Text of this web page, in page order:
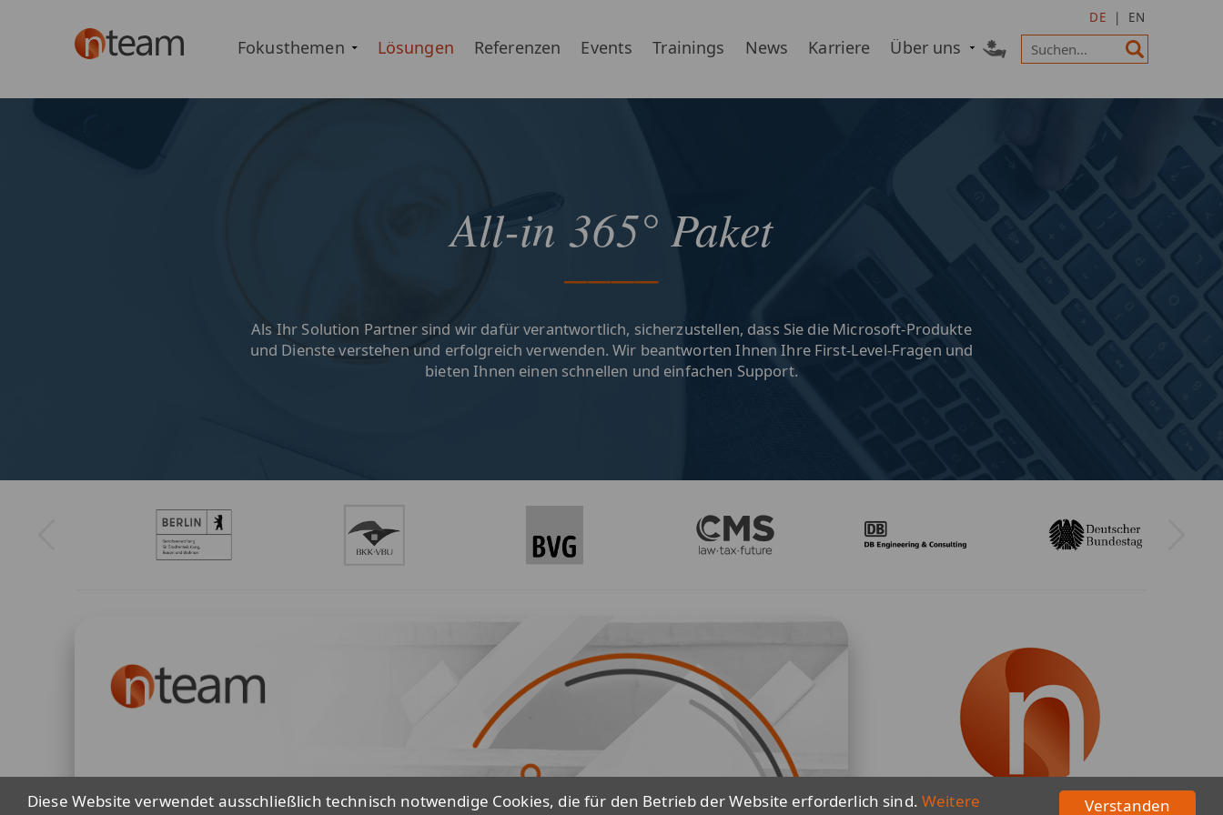
Verstanden
Diese Website verwendet ausschließlich technisch notwendige Cookies, die für den Betrieb der Website erforderlich sind.Weitere
DE | EN
Fokusthemen Lösungen Referenzen Events Trainings News Karriere Über uns
All-in 365° Paket
Als Ihr Solution Partner sind wir dafür verantwortlich, sicherzustellen, dass Sie die Microsoft-Produkte
und Dienste verstehen und erfolgreich verwenden. Wir beantworten Ihnen Ihre First-Level-Fragen und
bieten Ihnen einen schnellen und einfachen Support​.